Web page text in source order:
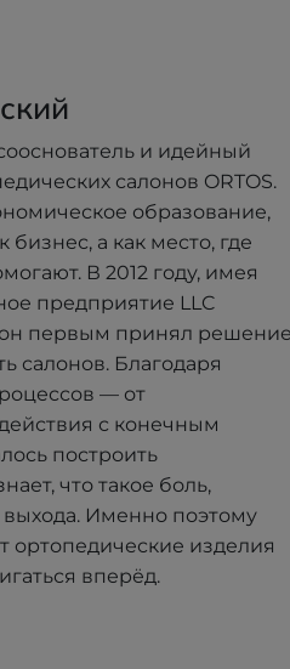
и идейный
салонов ORTOS.
образование,
бизнес, а как место, где
В 2012 году, имея
предприятие LLC
он первым принял решение
салонов. Благодаря
— от
с конечным
построить
что такое боль,
выхода. Именно поэтому
ортопедические изделия
вперёд.